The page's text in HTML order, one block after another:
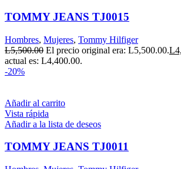
TOMMY JEANS TJ0015
Hombres, Mujeres, Tommy Hilfiger
L5,500.00 El precio original era: L5,500.00.L
actual es: L4,400.00.
-20%
Añadir al carrito
Vista rápida
Añadir a la lista de deseos
TOMMY JEANS TJ0011